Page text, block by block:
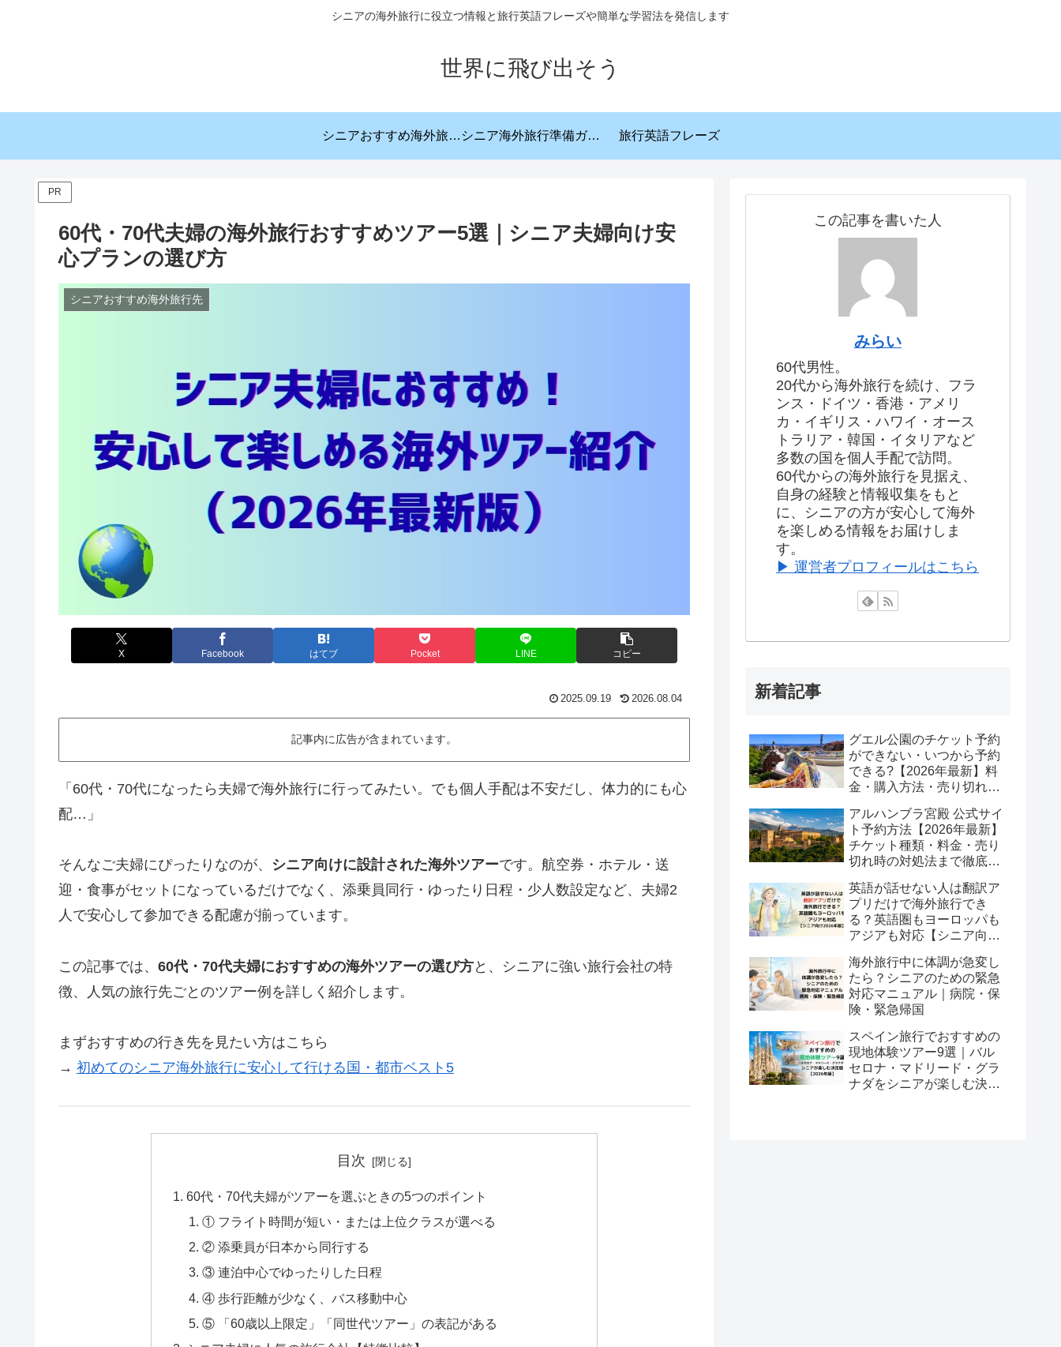
シニアの海外旅行に役立つ情報と旅行英語フレーズや簡単な学習法を発信します
世界に飛び出そう
シニアおすすめ海外旅行先 シニア海外旅行準備ガイド 旅行英語フレーズ
PR
60代・70代夫婦の海外旅行おすすめツアー5選｜シニア夫婦向け安
心プランの選び方
シニアおすすめ海外旅行先
X Facebook はてブ Pocket LINE コピー
2025.09.19 2026.08.04
記事内に広告が含まれています。
「60代・70代になったら夫婦で海外旅行に行ってみたい。でも個人手配は不安だし、体力的にも心
配…」
そんなご夫婦にぴったりなのが、 シニア向けに設計された海外ツアーです。航空券・ホテル・送
迎・食事がセットになっているだけでなく、添乗員同行・ゆったり日程・少人数設定など、夫婦2
人で安心して参加できる配慮が揃っています。
この記事では、 60代・70代夫婦におすすめの海外ツアーの選び方と、シニアに強い旅行会社の特
徴、人気の旅行先ごとのツアー例を詳しく紹介します。
まずおすすめの行き先を見たい方はこちら
→ 初めてのシニア海外旅行に安心して行ける国・都市ベスト5
目次
60代・70代夫婦がツアーを選ぶときの5つのポイント
① フライト時間が短い・または上位クラスが選べる
② 添乗員が日本から同行する
③ 連泊中心でゆったりした日程
④ 歩行距離が少なく、バス移動中心
⑤ 「60歳以上限定」「同世代ツアー」の表記がある
この記事を書いた人
みらい
60代男性。
20代から海外旅行を続け、フラ
ンス・ドイツ・香港・アメリ
カ・イギリス・ハワイ・オース
トラリア・韓国・イタリアなど
多数の国を個人手配で訪問。
60代からの海外旅行を見据え、
自身の経験と情報収集をもと
に、シニアの方が安心して海外
を楽しめる情報をお届けしま
す。
▶ 運営者プロフィールはこちら
新着記事
グエル公園のチケット予約
ができない・いつから予約
できる?【2026年最新】料
金・購入方法・売り切れ時
アルハンブラ宮殿 公式サイ
ト予約方法【2026年最新】
チケット種類・料金・売り
切れ時の対処法まで徹底解
英語が話せない人は翻訳ア
プリだけで海外旅行でき
る？英語圏もヨーロッパも
アジアも対応【シニア向け
海外旅行中に体調が急変し
たら？シニアのための緊急
対応マニュアル｜病院・保
険・緊急帰国
スペイン旅行でおすすめの
現地体験ツアー9選｜バル
セロナ・マドリード・グラ
ナダをシニアが楽しむ決定